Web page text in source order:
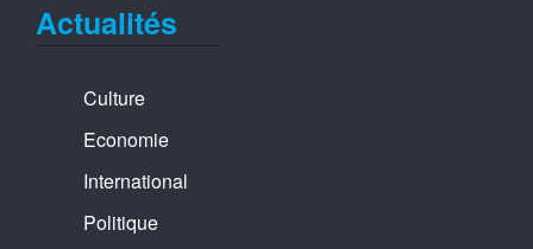
Actualités
Culture
Economie
International
Politique